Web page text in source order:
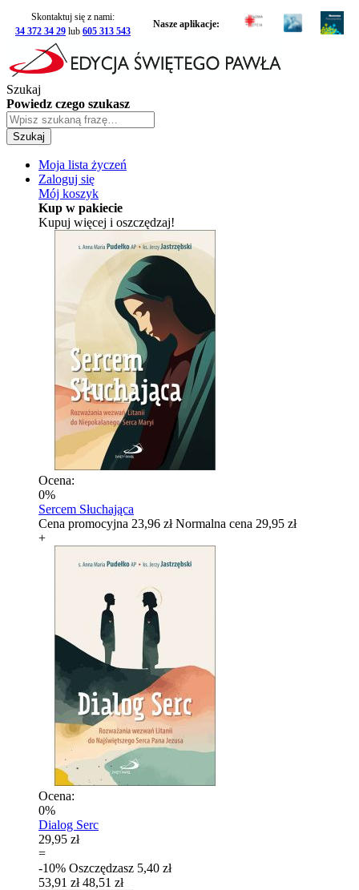
Skontaktuj się z nami:
34 372 34 29 lub 605 313 543
Nasze aplikacje:
Szukaj
Powiedz czego szukasz
Szukaj
Moja lista życzeń
Zaloguj się
Mój koszyk
Kup w pakiecie
Kupuj więcej i oszczędzaj!
Ocena:
0%
Sercem Słuchająca
Cena promocyjna 23,96 zł Normalna cena 29,95 zł
+
Ocena:
0%
Dialog Serc
29,95 zł
=
-10% Oszczędzasz 5,40 zł
53,91 zł 48,51 zł